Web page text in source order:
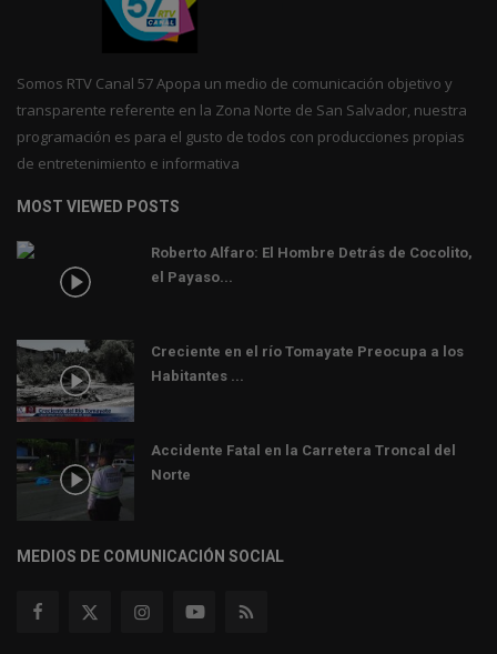
Somos RTV Canal 57 Apopa un medio de comunicación objetivo y
transparente referente en la Zona Norte de San Salvador, nuestra
programación es para el gusto de todos con producciones propias
de entretenimiento e informativa
MOST VIEWED POSTS
Roberto Alfaro: El Hombre Detrás de Cocolito,
el Payaso...
Creciente en el río Tomayate Preocupa a los
Habitantes ...
Accidente Fatal en la Carretera Troncal del
Norte
MEDIOS DE COMUNICACIÓN SOCIAL